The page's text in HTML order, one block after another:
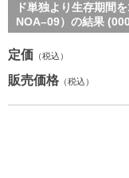
ド単独より生存期間
NOA–09）の結果
定価 （税込）
販売価格 （税込）